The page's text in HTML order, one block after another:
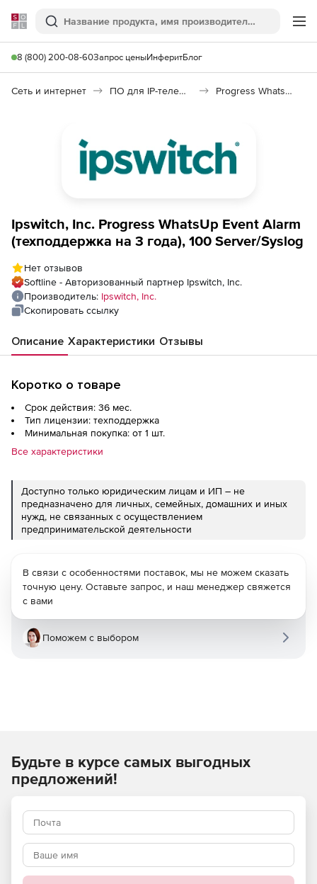
Softline
Поиск
8 (800) 200-08-60Запрос ценыИнферитБлог
Сеть и интернет ПО для IP-телефонии Progress WhatsUp Event Alarm
Ipswitch, Inc. Progress WhatsUp Event Alarm
(техподдержка на 3 года), 100 Server/Syslog
Нет отзывов
Softline - Авторизованный партнер Ipswitch, Inc.
Производитель: Ipswitch, Inc.
Скопировать ссылку
Описание Характеристики Отзывы
Коротко о товаре
Срок действия: 36 мес.
Тип лицензии: техподдержка
Минимальная покупка: от 1 шт.
Все характеристики
Доступно только юридическим лицам и ИП – не
предназначено для личных, семейных, домашних и иных
нужд, не связанных с осуществлением
предпринимательской деятельности
В связи с особенностями поставок, мы не можем сказать
точную цену. Оставьте запрос, и наш менеджер свяжется
с вами
Поможем с выбором
Будьте в курсе самых выгодных
предложений!